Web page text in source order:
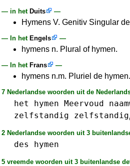
— in het Duits —
Hymens V. Genitiv Singular
— In het Engels —
hymens n. Plural of hymen.
— In het Frans —
hymens n.m. Pluriel de hymen.
7 Nederlandse woorden uit de
het hymen Meervoud
zelfstandig
2 Nederlandse woorden uit 3
des hymen
5 vreemde woorden uit 3 buitenlandse